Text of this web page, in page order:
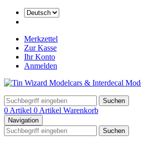
Merkzettel
Zur Kasse
Ihr Konto
Anmelden
Suchen
0 Artikel 0 Artikel Warenkorb
Navigation
Suchen